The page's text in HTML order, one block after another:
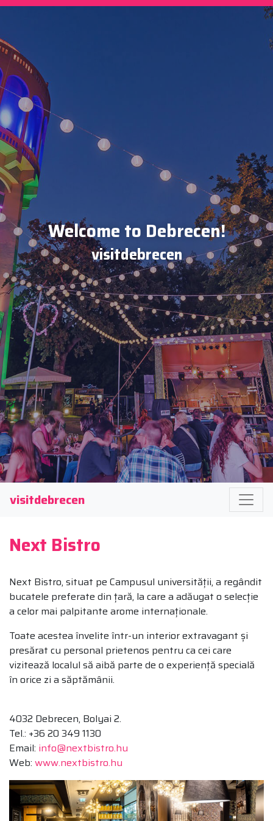
Welcome to Debrecen!
visitdebrecen
visitdebrecen
Next Bistro
Next Bistro, situat pe Campusul universității, a regândit
bucatele preferate din țară, la care a adăugat o selecție
a celor mai palpitante arome internaționale.
Toate acestea învelite într-un interior extravagant și
presărat cu personal prietenos pentru ca cei care
vizitează localul să aibă parte de o experiență specială
în orice zi a săptămânii.
4032 Debrecen, Bolyai 2.
Tel.: +36 20 349 1130
Email: info@nextbistro.hu
Web: www.nextbistro.hu